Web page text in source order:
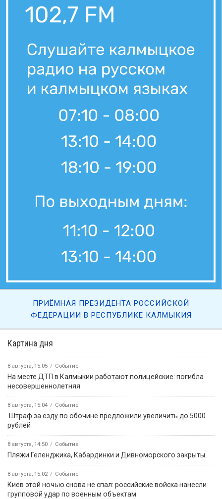
Картина дня
8 августа, 15:05 Событие
На месте ДТП в Калмыкии работают полицейские: погибла
несовершеннолетняя
8 августа, 15:04 Событие
️ Штраф за езду по обочине предложили увеличить до 5000
рублей
8 августа, 14:50 Событие
️Пляжи Геленджика, Кабардинки и Дивноморского закрыты.
8 августа, 15:02 Событие
Киев этой ночью снова не спал: российские войска нанесли
групповой удар по военным объектам
ПРИЁМНАЯ ПРЕЗИДЕНТА РОССИЙСКОЙ
ФЕДЕРАЦИИ В РЕСПУБЛИКЕ КАЛМЫКИЯ